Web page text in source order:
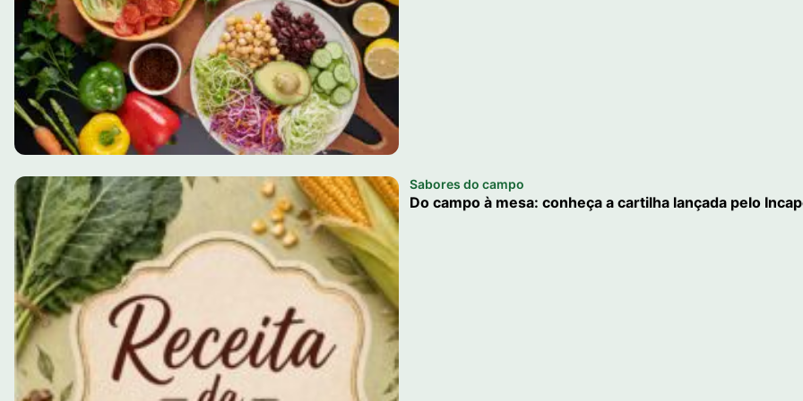
Sabores do campo
Do campo à mesa: conheça a cartilha lançada pelo